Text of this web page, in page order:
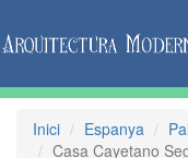
Inici Espanya
Casa Cayetano